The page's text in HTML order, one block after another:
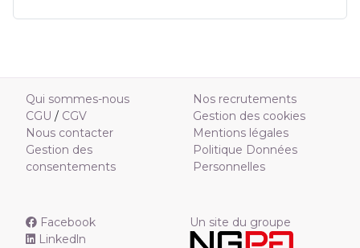
Qui sommes-nous
CGU / CGV
Nous contacter
Gestion des
consentements
Nos recrutements
Gestion des cookies
Mentions légales
Politique Données
Personnelles
Facebook
Linkedln
Un site du groupe